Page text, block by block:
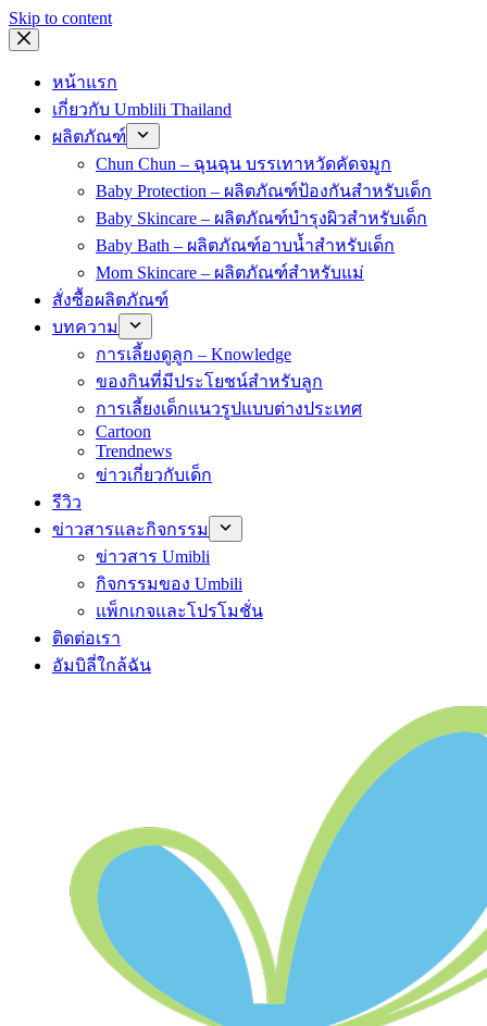
Skip to content
หน้าแรก
เกี่ยวกับ Umblili Thailand
ผลิตภัณฑ์
Chun Chun – ฉุนฉุน บรรเทาหวัดคัดจมูก
Baby Protection – ผลิตภัณฑ์ป้องกันสำหรับเด็ก
Baby Skincare – ผลิตภัณฑ์บำรุงผิวสำหรับเด็ก
Baby Bath – ผลิตภัณฑ์อาบน้ำสำหรับเด็ก
Mom Skincare – ผลิตภัณฑ์สำหรับแม่
สั่งซื้อผลิตภัณฑ์
บทความ
การเลี้ยงดูลูก – Knowledge
ของกินที่มีประโยชน์สำหรับลูก
การเลี้ยงเด็กแนวรูปแบบต่างประเทศ
Cartoon
Trendnews
ข่าวเกี่ยวกับเด็ก
รีวิว
ข่าวสารและกิจกรรม
ข่าวสาร Umibli
กิจกรรมของ Umbili
แพ็กเกจและโปรโมชั่น
ติดต่อเรา
อัมบิลี่ใกล้ฉัน